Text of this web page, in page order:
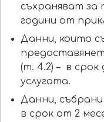
съхраняват за
години от
Данни, които
(т. 4.2) – в
услугата.
Данни, събрани
в срок от 2